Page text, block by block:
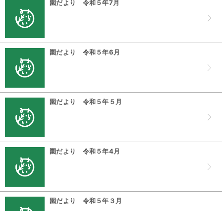
園だより 令和５年7月
園だより 令和５年6月
園だより 令和５年５月
園だより 令和５年4月
園だより 令和５年３月